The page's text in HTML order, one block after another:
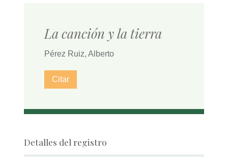
La canción y la tierra
Pérez Ruiz, Alberto
Citar
Detalles del registro